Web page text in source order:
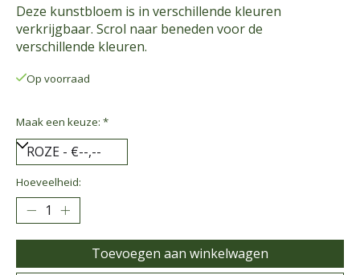
Deze kunstbloem is in verschillende kleuren
verkrijgbaar. Scrol naar beneden voor de
verschillende kleuren.
Op voorraad
Maak een keuze: *
Hoeveelheid:
Toevoegen aan winkelwagen